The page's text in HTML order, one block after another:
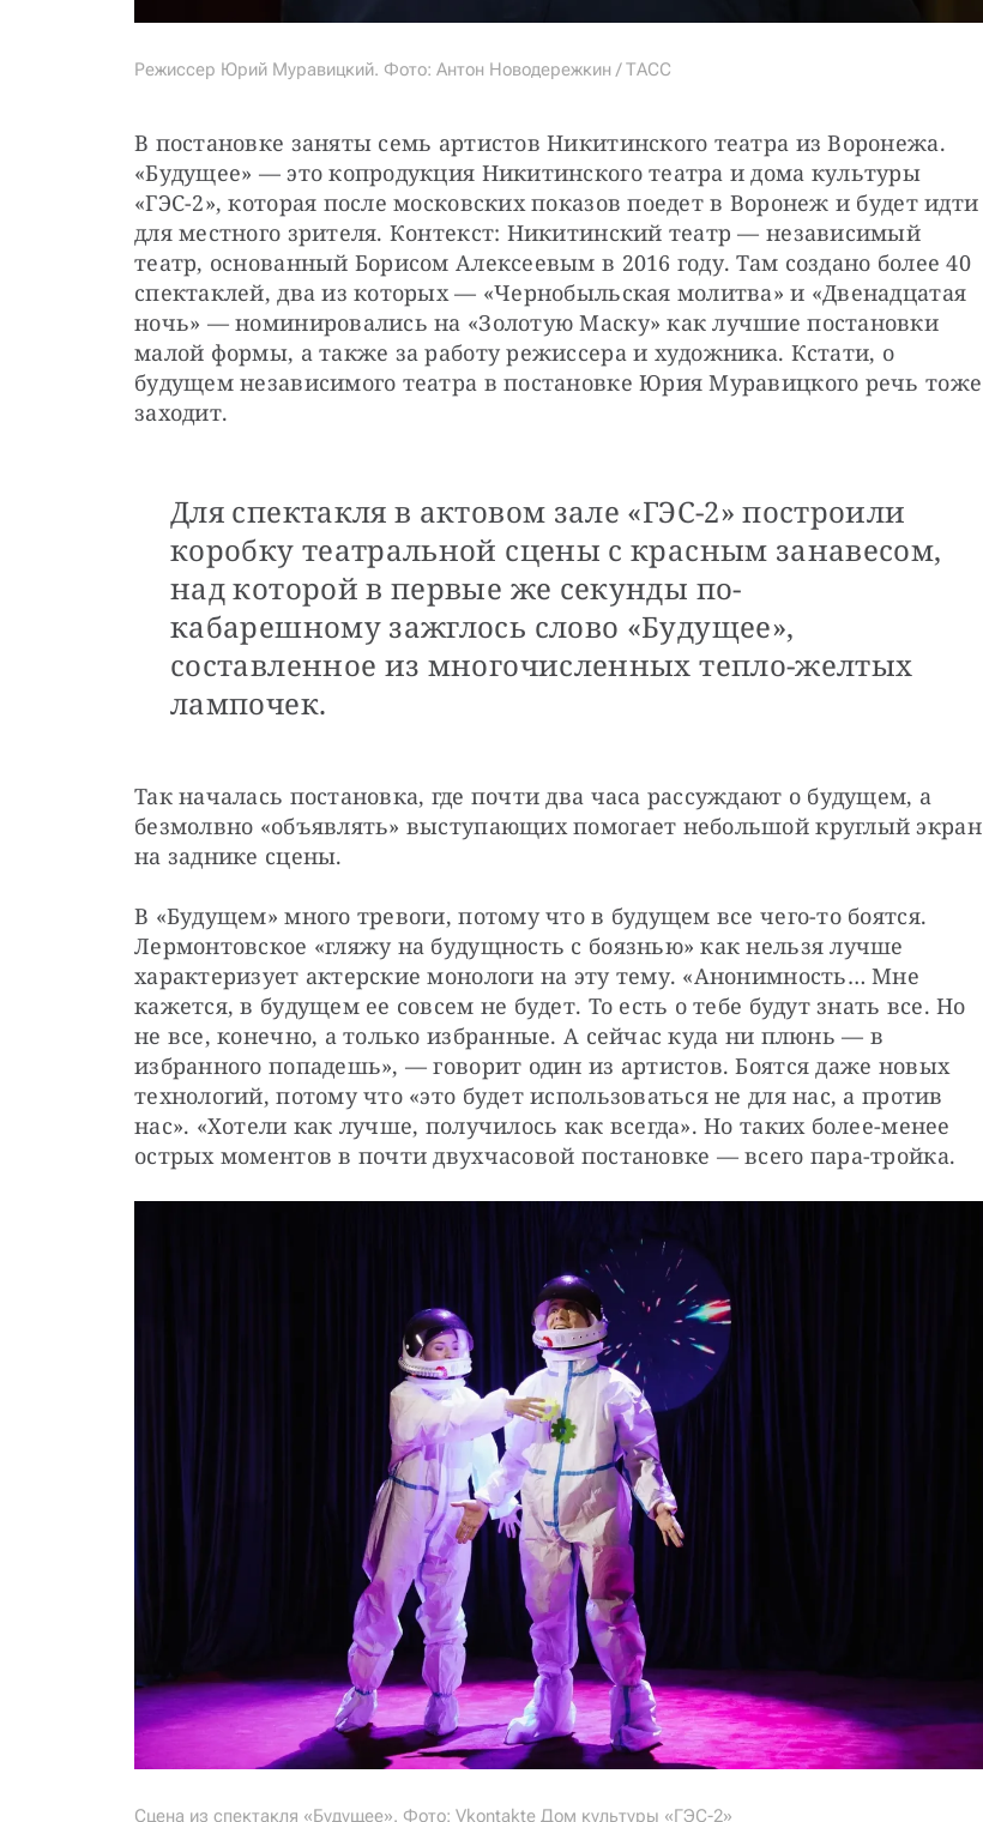
Режиссер Юрий Муравицкий. Фото: Антон Новодережкин / ТАСС
В постановке заняты семь артистов Никитинского театра из Воронежа.
«Будущее» — это копродукция Никитинского театра и дома культуры
«ГЭС-2», которая после московских показов поедет в Воронеж и будет идти
для местного зрителя. Контекст: Никитинский театр — независимый
театр, основанный Борисом Алексеевым в 2016 году. Там создано более 40
спектаклей, два из которых — «Чернобыльская молитва» и «Двенадцатая
ночь» — номинировались на «Золотую Маску» как лучшие постановки
малой формы, а также за работу режиссера и художника. Кстати, о
будущем независимого театра в постановке Юрия Муравицкого речь тоже
заходит.
Для спектакля в актовом зале «ГЭС-2» построили
коробку театральной сцены с красным занавесом,
над которой в первые же секунды по-
кабарешному зажглось слово «Будущее»,
составленное из многочисленных тепло-желтых
лампочек.
Так началась постановка, где почти два часа рассуждают о будущем, а
безмолвно «объявлять» выступающих помогает небольшой круглый экран
на заднике сцены.
В «Будущем» много тревоги, потому что в будущем все чего-то боятся.
Лермонтовское «гляжу на будущность с боязнью» как нельзя лучше
характеризует актерские монологи на эту тему. «Анонимность… Мне
кажется, в будущем ее совсем не будет. То есть о тебе будут знать все. Но
не все, конечно, а только избранные. А сейчас куда ни плюнь — в
избранного попадешь», — говорит один из артистов. Боятся даже новых
технологий, потому что «это будет использоваться не для нас, а против
нас». «Хотели как лучше, получилось как всегда». Но таких более-менее
острых моментов в почти двухчасовой постановке — всего пара-тройка.
Сцена из спектакля «Будущее». Фото: Vkontakte Дом культуры «ГЭС-2»